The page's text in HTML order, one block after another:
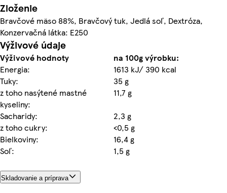
Zloženie
Bravčové mäso 88%, Bravčový tuk, Jedlá soľ, Dextróza,
Konzervačná látka: E250
Výživové údaje
Výživové hodnoty
na 100g výrobku:
Energia:
1613 kJ/ 390 kcal
Tuky:
35 g
z toho nasýtené mastné
kyseliny:
11,7 g
Sacharidy:
2,3 g
z toho cukry:
<0,5 g
Bielkoviny:
16,4 g
Soľ:
1,5 g
Skladovanie a príprava